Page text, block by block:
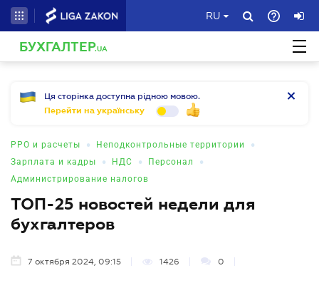
RU
БУХГАЛТЕР.UA
Ця сторінка доступна рідною мовою.
Перейти на українську
РРО и расчеты • Неподконтрольные территории •
Зарплата и кадры • НДС • Персонал •
Администрирование налогов
ТОП-25 новостей недели для
бухгалтеров
7 октября 2024, 09:15 1426 0